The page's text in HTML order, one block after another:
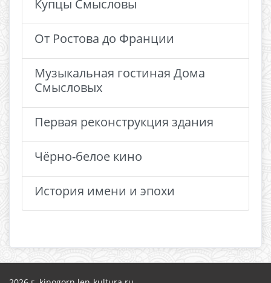
Купцы Смысловы
От Ростова до Франции
Музыкальная гостиная Дома
Смысловых
Первая реконструкция здания
Чёрно-белое кино
История имени и эпохи